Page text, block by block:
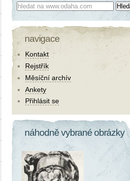
Co hledat:
navigace
Kontakt
Rejstřík
Měsíční archív
Ankety
Přihlásit se
náhodně vybrané obrázky